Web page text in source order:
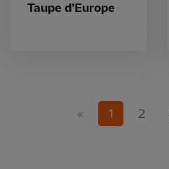
Taupe d’Europe
« 1(current)
2